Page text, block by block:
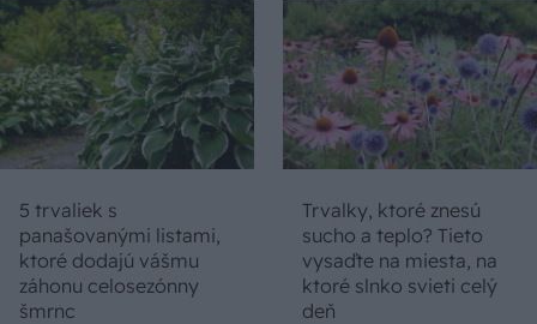
5 trvaliek s
panašovanými listami,
ktoré dodajú vášmu
záhonu celosezónny
šmrnc
Trvalky, ktoré znesú
sucho a teplo? Tieto
vysaďte na miesta, na
ktoré slnko svieti celý
deň